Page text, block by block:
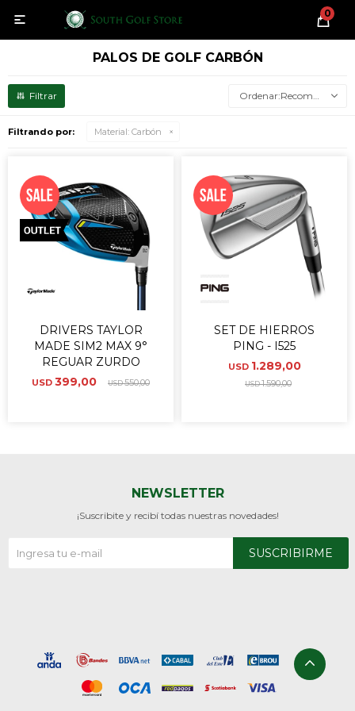
0

PALOS DE GOLF CARBÓN
Recomendados
Filtrando por: Material: Carbón
DRIVERS TAYLOR
MADE SIM2 MAX 9°
REGUAR ZURDO
USD 399,00 USD550,00
SET DE HIERROS
PING - I525
USD 1.289,00
USD1.590,00
NEWSLETTER
¡Suscribite y recibí todas nuestras novedades!
SUSCRIBIRME